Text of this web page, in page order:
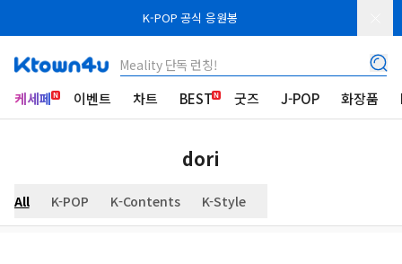
K-POP 공식 응원봉
Meality 단독 런칭!
케세페 이벤트 차트 BEST 굿즈 J-POP 화장품
dori
All K-POP K-Contents K-Style